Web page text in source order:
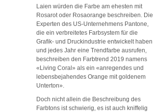
Laien würden die Farbe am ehesten mit
Rosarot oder Rosaorange beschreiben. Die
Experten des US-Unternehmens Pantone,
die ein verbreitetes Farbsystem für die
Grafik- und Druckindustrie entwickelt haben
und jedes Jahr eine Trendfarbe ausrufen,
beschreiben den Farbtrend 2019 namens
«Living Coral» als ein «anregendes und
lebensbejahendes Orange mit goldenem
Unterton».
Doch nicht allein die Beschreibung des
Farbtons ist schwierig, es ist auch kniffelig